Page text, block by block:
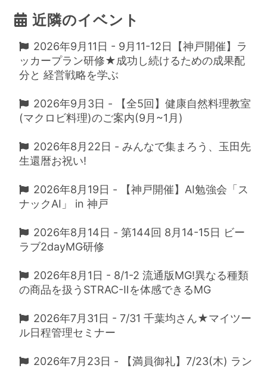
近隣のイベント
2026年9月11日 - 9月11-12日【神戸開催】ラ
ッカープラン研修★成功し続けるための成果配
分と 経営戦略を学ぶ
2026年9月3日 - 【全5回】健康自然料理教室
(マクロビ料理)のご案内(9月~1月)
2026年8月22日 - みんなで集まろう、玉田先
生還暦お祝い!
2026年8月19日 - 【神戸開催】AI勉強会「ス
ナックAI」 in 神戸
2026年8月14日 - 第144回 8月14-15日 ビー
ラブ2dayMG研修
2026年8月1日 - 8/1-2 流通版MG!異なる種類
の商品を扱うSTRAC-Ⅱを体感できるMG
2026年7月31日 - 7/31 千葉均さん★マイツー
ル日程管理セミナー
2026年7月23日 - 【満員御礼】7/23(木) ラン